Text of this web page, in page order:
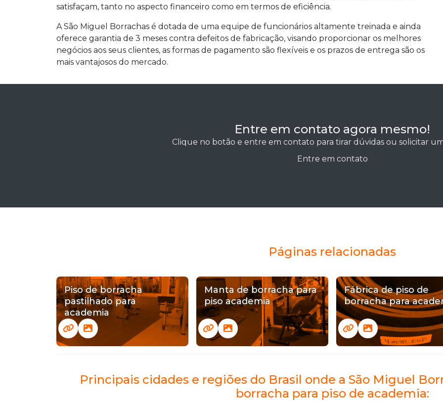
satisfaçam, tanto no aspecto financeiro como em termos de eficiência.
A São Miguel Borrachas é dotada de uma equipe de funcionários altamente treinada e ainda
oferece garantia de 3 meses contra defeitos de fabricação, visando proporcionar os melhores
negócios aos seus clientes, as formas de pagamento são flexíveis e os prazos de entrega são os
mais vantajosos do mercado.
Entre em contato agora mesmo!
Clique no botão e entre em contato para tirar dúvidas ou solicitar
Entre em contato
Páginas relacionadas
Piso de borracha
pastilhado para
academia
Manta de borracha para
piso academia
Fábrica de piso de
borracha para
Principais cidades e regiões do Brasil onde a São Miguel
borracha para piso de academia: